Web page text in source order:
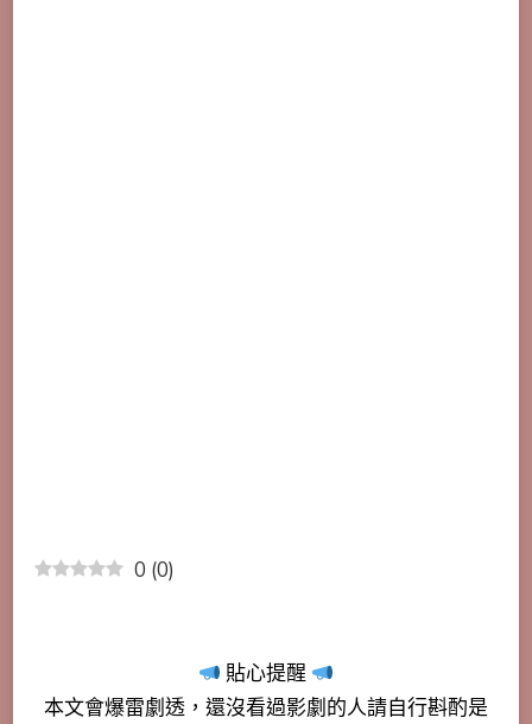
0 (0)
貼心提醒
本文會爆雷劇透 ，還沒看過影劇的人請自行斟酌是